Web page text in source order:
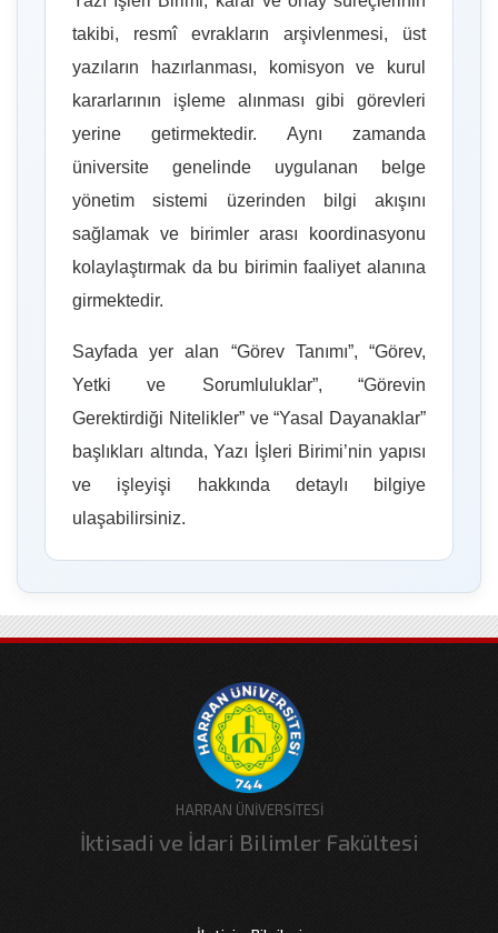
takibi, resmî evrakların arşivlenmesi, üst
yazıların hazırlanması, komisyon ve kurul
kararlarının işleme alınması gibi görevleri
yerine getirmektedir. Aynı zamanda
üniversite genelinde uygulanan belge
yönetim sistemi üzerinden bilgi akışını
sağlamak ve birimler arası koordinasyonu
kolaylaştırmak da bu birimin faaliyet alanına
girmektedir.
Sayfada yer alan “Görev Tanımı”, “Görev,
Yetki ve Sorumluluklar”, “Görevin
Gerektirdiği Nitelikler” ve “Yasal Dayanaklar”
başlıkları altında, Yazı İşleri Birimi’nin yapısı
ve işleyişi hakkında detaylı bilgiye
ulaşabilirsiniz.
HARRAN ÜNİVERSİTESİ
İktisadi ve İdari Bilimler Fakültesi